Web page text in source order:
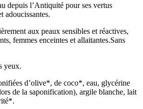
depuis l’Antiquité pour ses vertus
adoucissantes.
aux peaux sensibles et réactives,
femmes enceintes et allaitantes.Sans
yeux.
d’olive*, de coco*, eau, glycérine
de la saponification), argile blanche, lait